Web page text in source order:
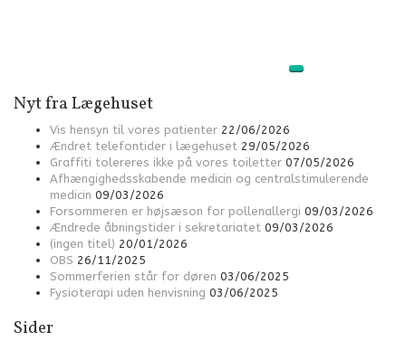
Nyt fra Lægehuset
Vis hensyn til vores patienter 22/06/2026
Ændret telefontider i lægehuset 29/05/2026
Graffiti tolereres ikke på vores toiletter 07/05/2026
Afhængighedsskabende medicin og centralstimulerende
medicin 09/03/2026
Forsommeren er højsæson for pollenallergi 09/03/2026
Ændrede åbningstider i sekretariatet 09/03/2026
(ingen titel) 20/01/2026
OBS 26/11/2025
Sommerferien står for døren 03/06/2025
Fysioterapi uden henvisning 03/06/2025
Sider